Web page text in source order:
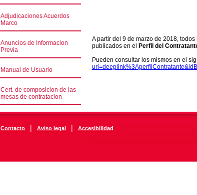
Adjudicaciones Acuerdos
Marco
Anuncios de Informacion
Previa
Manual de Usuario
Cert. de composicion de las
mesas de contratacion
A partir del 9 de marzo de 2018,
publicados en el
Perfil del
Pueden consultar los mismos en el
Contacto | Aviso legal | Accesibilidad